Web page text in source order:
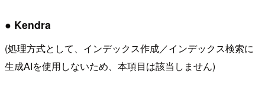
● Kendra
(処理方式として、インデックス作成／インデックス検索に
生成AIを使用しないため、本項目は該当しません)